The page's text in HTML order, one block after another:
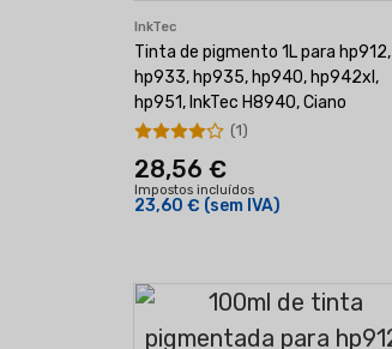
InkTec
Tinta de pigmento 1L para hp912,
hp933, hp935, hp940, hp942xl,
hp951, InkTec H8940, Ciano
28,56 €
Impostos incluídos
23,60 € (sem IVA)
(1)